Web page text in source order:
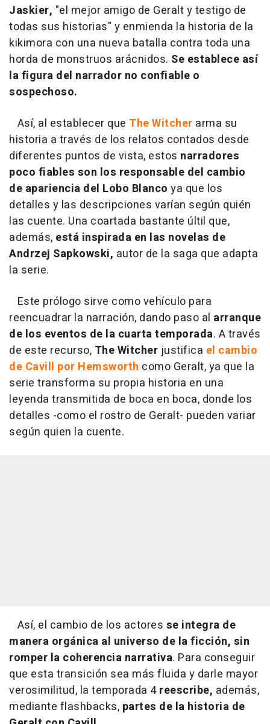
Jaskier, "el mejor amigo de Geralt y testigo de
todas sus historias" y enmienda la historia de la
kikimora con una nueva batalla contra toda una
horda de monstruos arácnidos. Se establece así
la figura del narrador no confiable o
sospechoso.
Así, al establecer que The Witcher arma su
historia a través de los relatos contados desde
diferentes puntos de vista, estos narradores
poco fiables son los responsable del cambio
de apariencia del Lobo Blanco ya que los
detalles y las descripciones varían según quién
las cuente. Una coartada bastante últil que,
además, está inspirada en las novelas de
Andrzej Sapkowski, autor de la saga que adapta
la serie.
Este prólogo sirve como vehículo para
reencuadrar la narración, dando paso al arranque
de los eventos de la cuarta temporada. A través
de este recurso, The Witcher justifica el cambio
de Cavill por Hemsworth como Geralt, ya que la
serie transforma su propia historia en una
leyenda transmitida de boca en boca, donde los
detalles -como el rostro de Geralt- pueden variar
según quien la cuente.
Así, el cambio de los actores se integra de
manera orgánica al universo de la ficción, sin
romper la coherencia narrativa. Para conseguir
que esta transición sea más fluida y darle mayor
verosimilitud, la temporada 4reescribe, además,
mediante flashbacks, partes de la historia de